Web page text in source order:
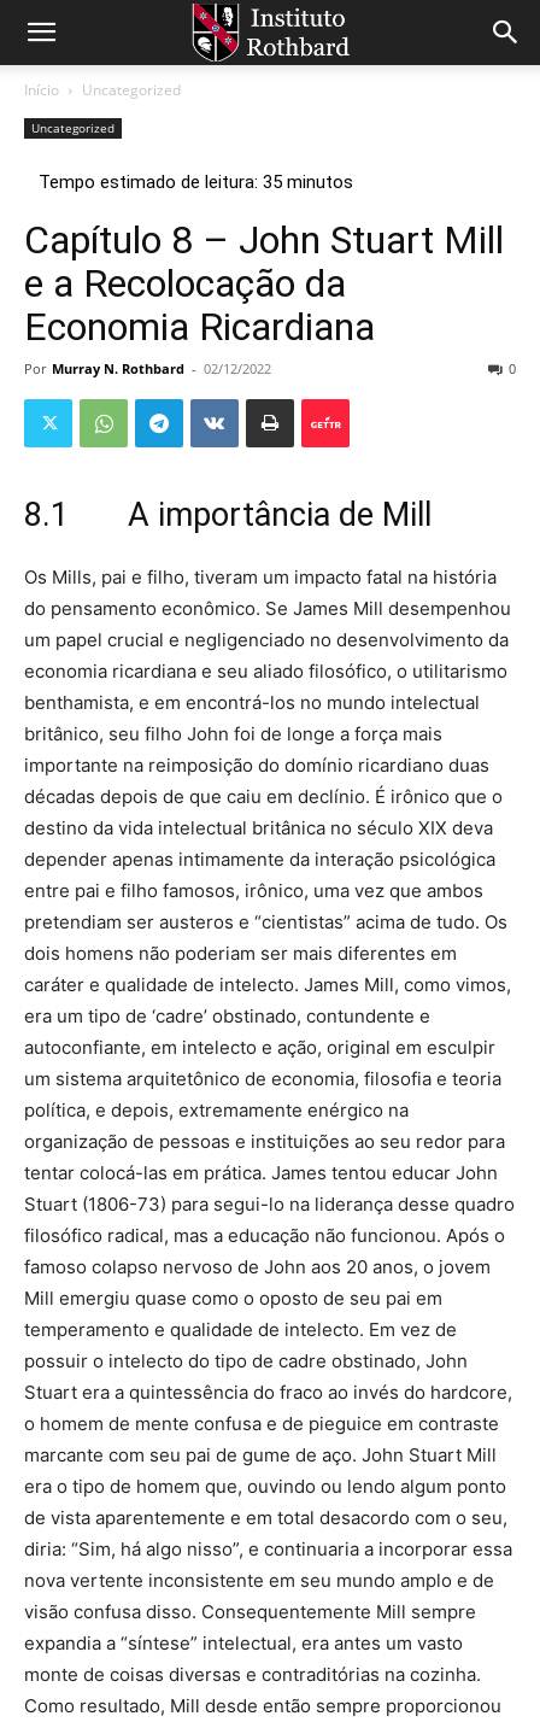
Início Uncategorized
Uncategorized
Capítulo 8 – John Stuart Mill
e a Recolocação da
Economia Ricardiana
Por Murray N. Rothbard - 02/12/2022 0
8.1 A importância de Mill
Os Mills, pai e filho, tiveram um impacto fatal na história
do pensamento econômico. Se James Mill desempenhou
um papel crucial e negligenciado no desenvolvimento da
economia ricardiana e seu aliado filosófico, o utilitarismo
benthamista, e em encontrá-los no mundo intelectual
britânico, seu filho John foi de longe a força mais
importante na reimposição do domínio ricardiano duas
décadas depois de que caiu em declínio. É irônico que o
destino da vida intelectual britânica no século XIX deva
depender apenas intimamente da interação psicológica
entre pai e filho famosos, irônico, uma vez que ambos
pretendiam ser austeros e “cientistas” acima de tudo. Os
dois homens não poderiam ser mais diferentes em
caráter e qualidade de intelecto. James Mill, como vimos,
era um tipo de ‘cadre’ obstinado, contundente e
autoconfiante, em intelecto e ação, original em esculpir
um sistema arquitetônico de economia, filosofia e teoria
política, e depois, extremamente enérgico na
organização de pessoas e instituições ao seu redor para
tentar colocá-las em prática. James tentou educar John
Stuart (1806-73) para segui-lo na liderança desse quadro
filosófico radical, mas a educação não funcionou. Após o
famoso colapso nervoso de John aos 20 anos, o jovem
Mill emergiu quase como o oposto de seu pai em
temperamento e qualidade de intelecto. Em vez de
possuir o intelecto do tipo de cadre obstinado, John
Stuart era a quintessência do fraco ao invés do hardcore,
o homem de mente confusa e de pieguice em contraste
marcante com seu pai de gume de aço. John Stuart Mill
era o tipo de homem que, ouvindo ou lendo algum ponto
de vista aparentemente e em total desacordo com o seu,
diria: “Sim, há algo nisso”, e continuaria a incorporar essa
nova vertente inconsistente em seu mundo amplo e de
visão confusa disso. Consequentemente Mill sempre
expandia a “síntese” intelectual, era antes um vasto
monte de coisas diversas e contraditórias na cozinha.
Como resultado, Mill desde então sempre proporcionou